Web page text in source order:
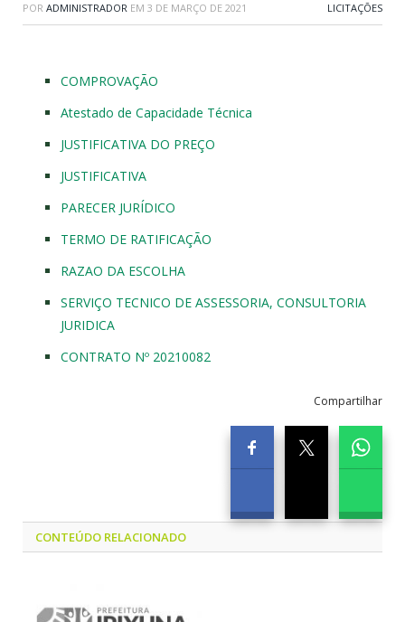
POR ADMINISTRADOR EM 3 DE MARÇO DE 2021 LICITAÇÕES
COMPROVAÇÃO
Atestado de Capacidade Técnica
JUSTIFICATIVA DO PREÇO
JUSTIFICATIVA
PARECER JURÍDICO
TERMO DE RATIFICAÇÃO
RAZAO DA ESCOLHA
SERVIÇO TECNICO DE ASSESSORIA, CONSULTORIA
JURIDICA
CONTRATO Nº 20210082
Compartilhar
CONTEÚDO RELACIONADO